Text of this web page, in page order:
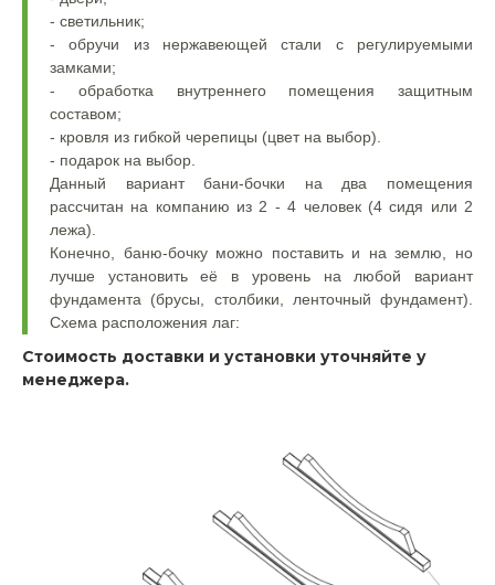
- светильник;
- обручи из нержавеющей стали с регулируемыми
замками;
- обработка внутреннего помещения защитным
составом;
- кровля из гибкой черепицы (цвет на выбор).
- подарок на выбор.
Данный вариант бани-бочки на два помещения
рассчитан на компанию из 2 - 4 человек (4 сидя или 2
лежа).
Конечно, баню-бочку можно поставить и на землю, но
лучше установить её в уровень на любой вариант
фундамента (брусы, столбики, ленточный фундамент).
Схема расположения лаг:
Стоимость доставки и установки уточняйте у
менеджера.